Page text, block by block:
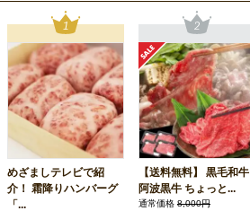
めざましテレビで紹
介！ 霜降りハンバーグ
「...
【送料無料】 黒毛和牛
阿波黒牛 ちょっと...
通常価格 8,000円